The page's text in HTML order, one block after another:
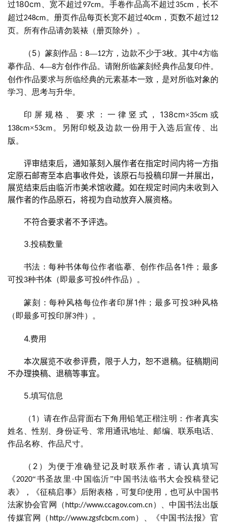
首
页
艺
坛
快
讯
过180cm 、宽不超过97cm。手卷作品高不超过35cm ，长不
超过248cm。册页作品每页长宽不超过40cm ，页数不超过12
页。所有作品请勿装裱（册页除外）。
（5）篆刻作品： 8—12方，边款不少于3枚。其中4方临
摹作品、4—8方创作作品。请附所临篆刻经典作品复印件。
创作作品要求与所临经典的元素基本一致，是对所临对象的
学习、思考与升华。
印屏规格、要求：一律竖式， 138cm×35cm 或
138cm×53cm 。另附印蜕及边款一份用于入选后宣传、出
版。
评审结束后，通知篆刻入展作者在指定时间内将一方指
定原石邮寄至本启事收件处，该原石与投稿印屏一并展出，
展览结束后由临沂市美术馆收藏。如在规定时间内未收到入
展作者的作品原石，将视为自动放弃入展资格。
不符合要求者不予评选。
3.投稿数量
书法：每种书体每位作者临摹、创作作品各1件；最多
可投3种书体（即最多可投6件作品）。
篆刻：每种风格每位作者印屏1件；最多可投3种风格
（即最多可投印屏3件）。
4.费用
本次展览不收参评费，限于人力，恕不退稿。征稿期间
不办理换稿、退稿等事宜。
5.填写信息
（1 ）请在作品背面右下角用铅笔正楷注明：作者真实
姓名、性别、身份证号、常用通讯地址、邮编、联系电话、
作品名称、作品尺寸。
（ 2 ）为便于准确登记及时联系作者，请认真填写
《2020“书圣故里·中国临沂”中国书法临书大会投稿登记
表》，《征稿启事》后附表格，可复印使用，也可从中国书
法家协会官网（ http://www.ccagov.com.cn）、中国书法出版
传媒官网（ http://www.zgsfcbcm.com）、《中国书法报》官